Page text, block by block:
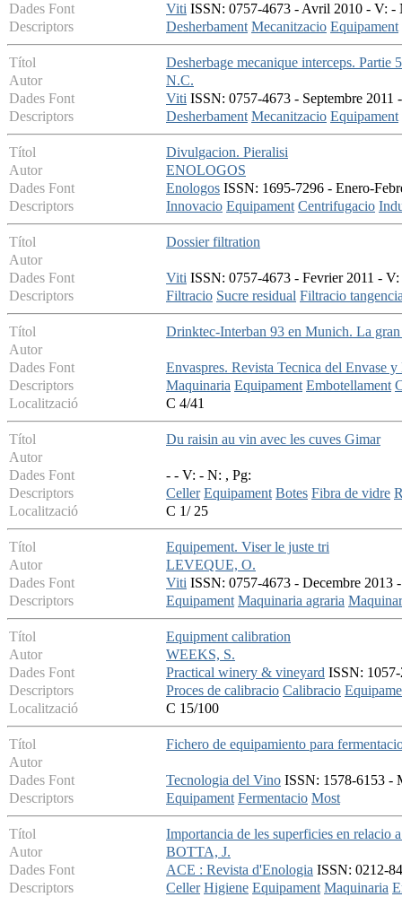
Dades Font
Viti ISSN: 0757-4673 - Avril 2010 - V: -
Descriptors
Desherbament Mecanitzacio Equipament
Títol
Desherbage mecanique interceps.
Autor
N.C.
Dades Font
Viti ISSN: 0757-4673 - Septembre
Descriptors
Desherbament Mecanitzacio Equipament
Títol
Divulgacion. Pieralisi
Autor
ENOLOGOS
Dades Font
Enologos ISSN: 1695-7296 - Enero-
Descriptors
Innovacio Equipament Centrifugacio
Títol
Dossier filtration
Autor
Dades Font
Viti ISSN: 0757-4673 - Fevrier 2011 -
Descriptors
Filtracio Sucre residual Filtracio
Títol
Drinktec-Interban 93 en Munich. La
Autor
Dades Font
Envaspres. Revista Tecnica del Envase y
Descriptors
Maquinaria Equipament Embotellament
Localització
C 4/41
Títol
Du raisin au vin avec les cuves Gimar
Autor
Dades Font
- - V: - N: , Pg:
Descriptors
Celler Equipament Botes Fibra de vidre
Localització
C 1/ 25
Títol
Equipement. Viser le juste tri
Autor
LEVEQUE, O.
Dades Font
Viti ISSN: 0757-4673 - Decembre 2013
Descriptors
Equipament Maquinaria agraria
Títol
Equipment calibration
Autor
WEEKS, S.
Dades Font
Practical winery & vineyard ISSN:
Descriptors
Proces de calibracio Calibracio
Localització
C 15/100
Títol
Fichero de equipamiento para
Autor
Dades Font
Tecnologia del Vino ISSN: 1578-6153 -
Descriptors
Equipament Fermentacio Most
Títol
Importancia de les superficies en relacio
Autor
BOTTA, J.
Dades Font
ACE : Revista d'Enologia ISSN: 0212-
Descriptors
Celler Higiene Equipament Maquinaria